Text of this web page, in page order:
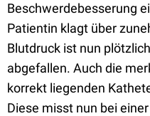
Beschwerdebesserung
Patientin klagt über
Blutdruck ist nun
abgefallen. Auch die
korrekt liegenden
Diese misst nun bei